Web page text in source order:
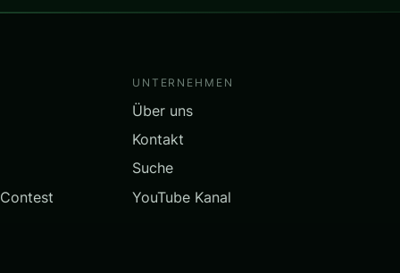
UNTERNEHMEN
Über uns
Kontakt
Suche
YouTube Kanal